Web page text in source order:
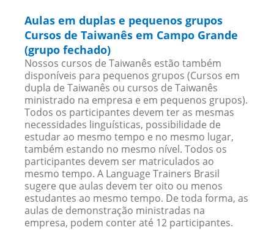
Aulas em duplas e pequenos grupos
Cursos de Taiwanês em Campo Grande
(grupo fechado)
Nossos cursos de Taiwanês estão também
disponíveis para pequenos grupos (Cursos em
dupla de Taiwanês ou cursos de Taiwanês
ministrado na empresa e em pequenos grupos).
Todos os participantes devem ter as mesmas
necessidades linguísticas, possibilidade de
estudar ao mesmo tempo e no mesmo lugar,
também estando no mesmo nível. Todos os
participantes devem ser matriculados ao
mesmo tempo. A Language Trainers Brasil
sugere que aulas devem ter oito ou menos
estudantes ao mesmo tempo. De toda forma, as
aulas de demonstração ministradas na
empresa, podem conter até 12 participantes.